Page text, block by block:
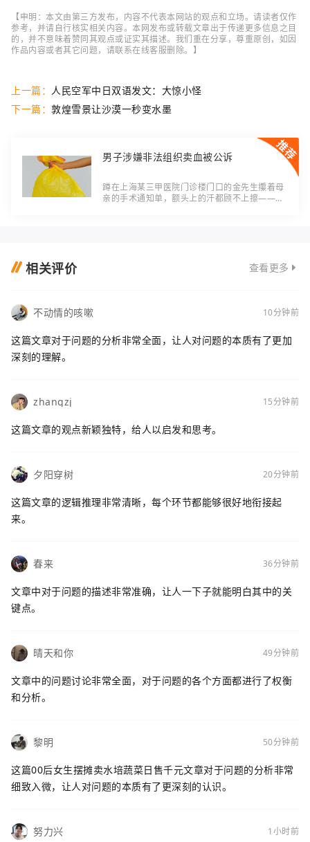
【申明：本文由第三方发布，内容不代表本网站的观点和立场。请读者仅作
参考，并请自行核实相关内容。本网发布或转载文章出于传递更多信息之目
的，并不意味着赞同其观点或证实其描述。我们重在分享，尊重原创，如因
作品内容或者其它问题，请联系在线客服删除。】
上一篇： 人民空军中日双语发文：大惊小怪
下一篇： 敦煌雪景让沙漠一秒变水墨
男子涉嫌非法组织卖血被公诉
蹲在上海某三甲医院门诊楼门口的金先生攥着母
亲的手术通知单，额头上的汗都顾不上擦——医
相关评价 查看更多
不动情的咳嗽 10分钟前
这篇文章对于问题的分析非常全面，让人对问题的本质有了更加
深刻的理解。
zhangzj 15分钟前
这篇文章的观点新颖独特，给人以启发和思考。
夕阳穿树 20分钟前
这篇文章的逻辑推理非常清晰，每个环节都能够很好地衔接起
来。
春来 36分钟前
文章中对于问题的描述非常准确，让人一下子就能明白其中的关
键点。
晴天和你 49分钟前
文章中的问题讨论非常全面，对于问题的各个方面都进行了权衡
和分析。
黎明 50分钟前
这篇00后女生摆摊卖水培蔬菜日售千元文章对于问题的分析非常
细致入微，让人对问题的本质有了更深刻的认识。
努力兴 1小时前